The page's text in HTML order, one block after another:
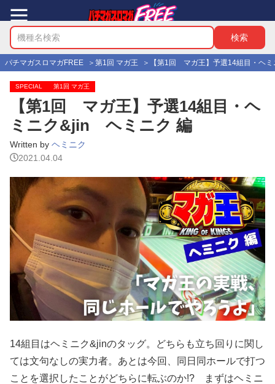
パチマガスロマガFREE 第1回 マガ王 【第1回 マガ王】予選14組目・ヘ
SPECIAL 第1回 マガ王
【第1回 マガ王】予選14組目・ヘ
ミニク&jin ヘミニク 編
Written by ヘミニク
2021.04.04
14組目はヘミニク&jinのタッグ。どちらも立ち回りに関し
ては文句なしの実力者。あとは今回、同日同ホールで打つ
ことを選択したことがどちらに転ぶのか!? まずはヘミニ